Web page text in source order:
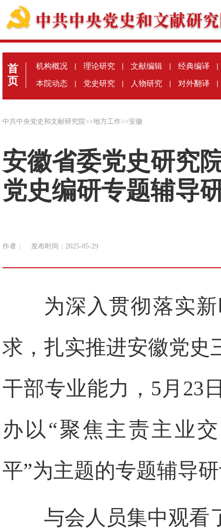
首
页
机构概况 | 理论研究 | 文献编辑 | 经典编译 |
本院动态 | 党史研究 | 人物研究 | 对外翻译 |
中共中央党史和文献研究院>>地方工作>>安徽
安徽省委党史研究
党史编研专题辅导
作者： 发布时间：2025-05-29
为深入贯彻落实
求，扎实推进安徽党史
干部专业能力，5月23
办以“聚焦主责主业
平”为主题的专题辅导
与会人员集中观看